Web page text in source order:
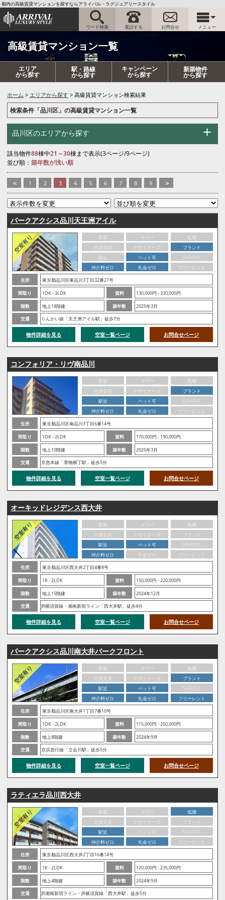
都内の高級賃貸マンションを探すならアライバル・ラグジュアリースタイル
ワード検索 電話する お問合せ メニュー
高級賃貸マンション一覧
エリア
から探す
駅・路線
から探す
キャンペーン
から探す
新築物件
から探す
ホーム エリアから探す 高級賃貸マンション検索結果
検索条件「品川区」の高級賃貸マンション一覧
品川区のエリアから探す
該当物件88棟中21～30棟まで表示(3ページ/9ページ)
並び順： 築年数が浅い順
<< 1 2 3 4 5 6 7 8 9 >>
パークアクシス品川天王洲アイル
新築 タワー
低層
分譲賃貸
デザイナーズ
ブランド
駅近
ペット可
SOHO可
仲介料ゼロ
礼金ゼロ
フリーレント
住所
東京都品川区東品川3丁目32番27号
間取り
1DK - 3LDK 賃料
130,000円 - 330,000円
階数
地上14階建 築年数
2025年3月
交通
りんかい線「天王洲アイル駅」徒歩7分
物件詳細を見る 空室一覧ページ お問合せページ
コンフォリア・リヴ南品川
新築 タワー
低層
分譲賃貸
デザイナーズ
ブランド
駅近
ペット可
SOHO可
仲介料ゼロ
礼金ゼロ
フリーレント
住所
東京都品川区南品川3丁目6番14号
間取り
1DK - 2LDK 賃料
170,000円 - 190,000円
階数
地上10階建 築年数
2025年3月
交通
京急本線「青物横丁駅」徒歩5分
物件詳細を見る 空室一覧ページ お問合せページ
オーキッドレジデンス西大井
新築 タワー
低層
分譲賃貸
デザイナーズ
ブランド
駅近
ペット可
SOHO可
仲介料ゼロ
礼金ゼロ
フリーレント
住所
東京都品川区西大井2丁目4番8号
間取り
1R - 2LDK 賃料
150,000円 - 220,000円
階数
地上15階建 築年数
2024年12月
交通
JR横須賀線・湘南新宿ライン「西大井駅」徒歩4分
物件詳細を見る 空室一覧ページ お問合せページ
パークアクシス品川南大井パークフロント
新築 タワー
低層
分譲賃貸
デザイナーズ
ブランド
駅近
ペット可
SOHO可
仲介料ゼロ
礼金ゼロ
フリーレント
住所
東京都品川区南大井1丁目7番10号
間取り
1DK - 2LDK 賃料
115,000円 - 250,000円
階数
地上8階建 築年数
2024年9月
交通
京浜急行線「立会川駅」徒歩5分
物件詳細を見る 空室一覧ページ お問合せページ
ラティエラ品川西大井
新築 タワー
低層
分譲賃貸
デザイナーズ
ブランド
駅近
ペット可
SOHO可
仲介料ゼロ
礼金ゼロ
フリーレント
住所
東京都品川区西大井2丁目16番14号
間取り
1K - 2LDK 賃料
120,000円 - 235,000円
階数
地上4階建 築年数
2024年9月
交通
JR湘南新宿ライン・JR横須賀線「西大井駅」徒歩5分